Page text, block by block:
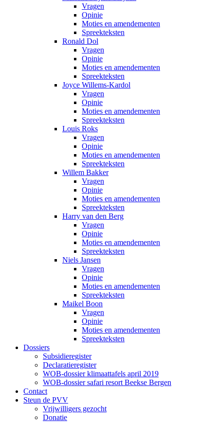
Vragen
Opinie
Moties en amendementen
Spreekteksten
Ronald Dol
Vragen
Opinie
Moties en amendementen
Spreekteksten
Joyce Willems-Kardol
Vragen
Opinie
Moties en amendementen
Spreekteksten
Louis Roks
Vragen
Opinie
Moties en amendementen
Spreekteksten
Willem Bakker
Vragen
Opinie
Moties en amendementen
Spreekteksten
Harry van den Berg
Vragen
Opinie
Moties en amendementen
Spreekteksten
Niels Jansen
Vragen
Opinie
Moties en amendementen
Spreekteksten
Maikel Boon
Vragen
Opinie
Moties en amendementen
Spreekteksten
Dossiers
Subsidieregister
Declaratieregister
WOB-dossier klimaattafels april 2019
WOB-dossier safari resort Beekse Bergen
Contact
Steun de PVV
Vrijwilligers gezocht
Donatie